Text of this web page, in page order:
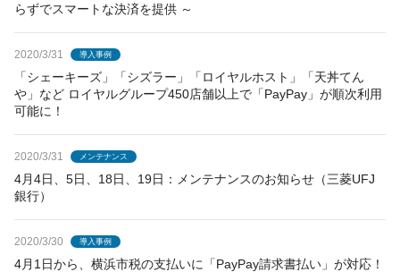
らずでスマートな決済を提供 ～
2020/3/31 導入事例
「シェーキーズ」「シズラー」「ロイヤルホスト」「天丼てん
や」など ロイヤルグループ450店舗以上で「PayPay」が順次利用
可能に！
2020/3/31 メンテナンス
4月4日、5日、18日、19日：メンテナンスのお知らせ（三菱UFJ
銀行）
2020/3/30 導入事例
4月1日から、横浜市税の支払いに「PayPay請求書払い」が対応！